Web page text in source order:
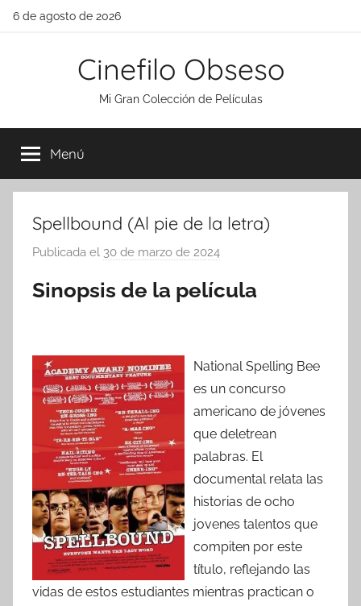
Saltar
6 de agosto de 2026
Cinefilo Obseso
Mi Gran Colección de Películas
Menú
Spellbound (Al pie de la letra)
Publicada el 30 de marzo de 2024
r
Sinopsis de la película
National Spelling Bee
es un concurso
americano de jóvenes
que deletrean
palabras. El
documental relata las
historias de ocho
jovenes talentos que
compiten por este
título, reflejando las
vidas de estos estudiantes mientras practican o